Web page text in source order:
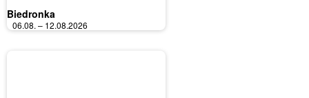
Biedronka
06.08. – 12.08.2026